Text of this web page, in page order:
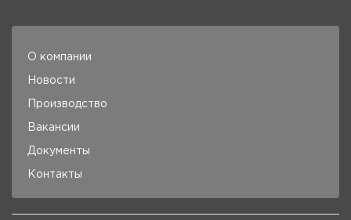
О компании
Новости
Производство
Вакансии
Документы
Контакты